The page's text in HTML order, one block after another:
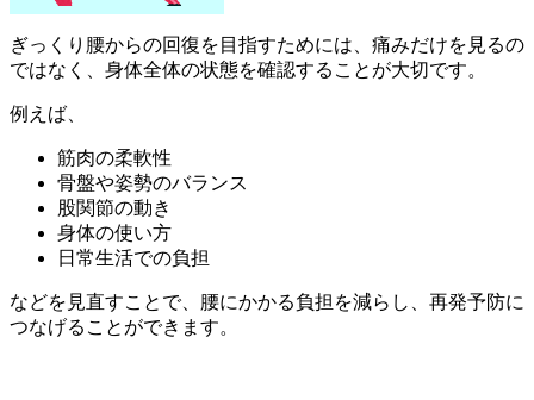
ぎっくり腰からの回復を目指すためには、痛みだけを見るの
ではなく、身体全体の状態を確認することが大切です。
例えば、
筋肉の柔軟性
骨盤や姿勢のバランス
股関節の動き
身体の使い方
日常生活での負担
などを見直すことで、腰にかかる負担を減らし、再発予防に
つなげることができます。